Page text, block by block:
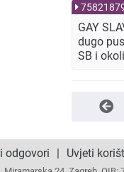
GAY
dugo
SB i
odgovori | Uvjeti